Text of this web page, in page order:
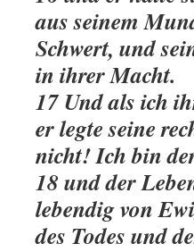
aus seinem
Schwert, und
in ihrer Macht.
17 Und als ich
er legte seine
nicht! Ich bin
18 und der
lebendig von
des Todes und